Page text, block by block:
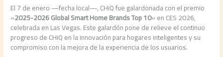
El 7 de enero —fecha local—, CHiQ fue galardonada con el premio
«2025-2026 Global Smart Home Brands Top 10» en CES 2026,
celebrada en Las Vegas. Este galardón pone de relieve el continuo
progreso de CHiQ en la innovación para hogares inteligentes y su
compromiso con la mejora de la experiencia de los usuarios.